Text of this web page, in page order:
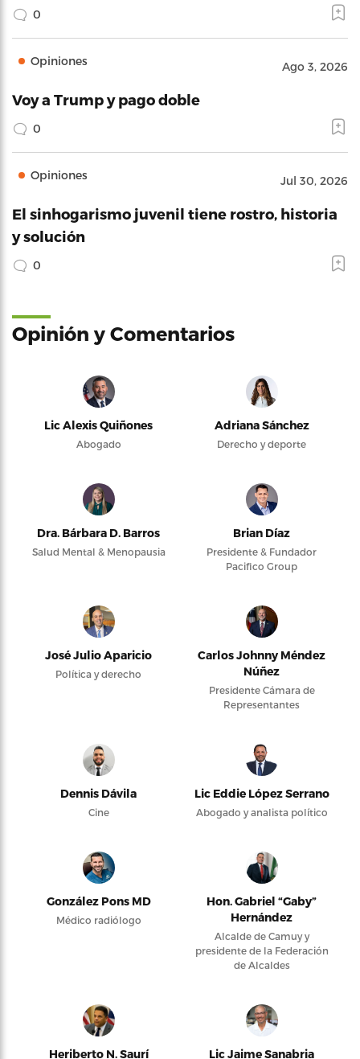
0
Opiniones Ago 3, 2026
Voy a Trump y pago doble
0
Opiniones Jul 30, 2026
El sinhogarismo juvenil tiene rostro, historia
y solución
0
Opinión y Comentarios
Lic Alexis Quiñones
Abogado
Adriana Sánchez
Derecho y deporte
Dra. Bárbara D. Barros
Salud Mental & Menopausia
Brian Díaz
Presidente & Fundador
Pacifico Group
José Julio Aparicio
Política y derecho
Carlos Johnny Méndez
Núñez
Presidente Cámara de
Representantes
Dennis Dávila
Cine
Lic Eddie López Serrano
Abogado y analista político
González Pons MD
Médico radiólogo
Hon. Gabriel “Gaby”
Hernández
Alcalde de Camuy y
presidente de la Federación
de Alcaldes
Heriberto N. Saurí Lic Jaime Sanabria